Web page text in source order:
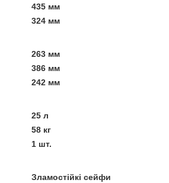
435 мм
324 мм
263 мм
386 мм
242 мм
25 л
58 кг
1 шт.
Зламостійкі сейфи